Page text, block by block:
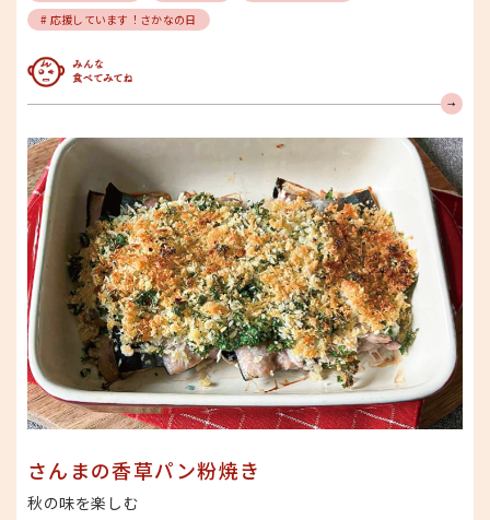
# 応援しています！さかなの日
みんな食べてみてね
さんまの香草パン粉焼き
秋の味を楽しむ